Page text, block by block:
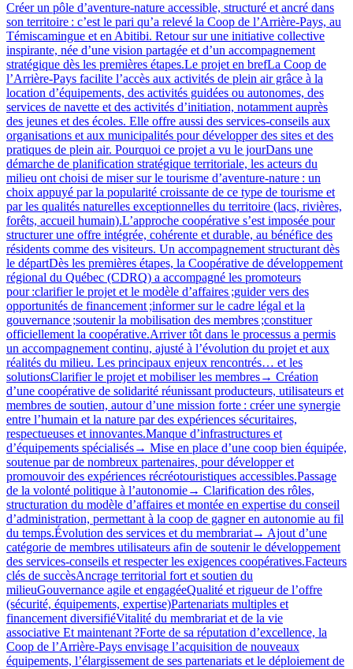
Créer un pôle d’aventure-nature accessible, structuré et ancré dans
son territoire : c’est le pari qu’a relevé la Coop de l’Arrière-Pays, au
Témiscamingue et en Abitibi. Retour sur une initiative collective
inspirante, née d’une vision partagée et d’un accompagnement
stratégique dès les premières étapes.Le projet en brefLa Coop de
l’Arrière-Pays facilite l’accès aux activités de plein air grâce à la
location d’équipements, des activités guidées ou autonomes, des
services de navette et des activités d’initiation, notamment auprès
des jeunes et des écoles. Elle offre aussi des services‑conseils aux
organisations et aux municipalités pour développer des sites et des
pratiques de plein air. Pourquoi ce projet a vu le jourDans une
démarche de planification stratégique territoriale, les acteurs du
milieu ont choisi de miser sur le tourisme d’aventure‑nature : un
choix appuyé par la popularité croissante de ce type de tourisme et
par les qualités naturelles exceptionnelles du territoire (lacs, rivières,
forêts, accueil humain).L’approche coopérative s’est imposée pour
structurer une offre intégrée, cohérente et durable, au bénéfice des
résidents comme des visiteurs. Un accompagnement structurant dès
le départDès les premières étapes, la Coopérative de développement
régional du Québec (CDRQ) a accompagné les promoteurs
pour :clarifier le projet et le modèle d’affaires ;guider vers des
opportunités de financement ;informer sur le cadre légal et la
gouvernance ;soutenir la mobilisation des membres ;constituer
officiellement la coopérative.Arriver tôt dans le processus a permis
un accompagnement continu, ajusté à l’évolution du projet et aux
réalités du milieu. Les principaux enjeux rencontrés… et les
solutionsClarifier le projet et mobiliser les membres→ Création
d’une coopérative de solidarité réunissant producteurs, utilisateurs et
membres de soutien, autour d’une mission forte : créer une synergie
entre l’humain et la nature par des expériences sécuritaires,
respectueuses et innovantes.Manque d’infrastructures et
d’équipements spécialisés→ Mise en place d’une coop bien équipée,
soutenue par de nombreux partenaires, pour développer et
promouvoir des expériences récréotouristiques accessibles.Passage
de la volonté politique à l’autonomie→ Clarification des rôles,
structuration du modèle d’affaires et montée en expertise du conseil
d’administration, permettant à la coop de gagner en autonomie au fil
du temps.Évolution des services et du membrariat→ Ajout d’une
catégorie de membres utilisateurs afin de soutenir le développement
des services‑conseils et respecter les exigences coopératives.Facteurs
clés de succèsAncrage territorial fort et soutien du
milieuGouvernance agile et engagéeQualité et rigueur de l’offre
(sécurité, équipements, expertise)Partenariats multiples et
financement diversifiéVitalité du membrariat et de la vie
associative Et maintenant ?Forte de sa réputation d’excellence, la
Coop de l’Arrière-Pays envisage l’acquisition de nouveaux
équipements, l’élargissement de ses partenariats et le déploiement de